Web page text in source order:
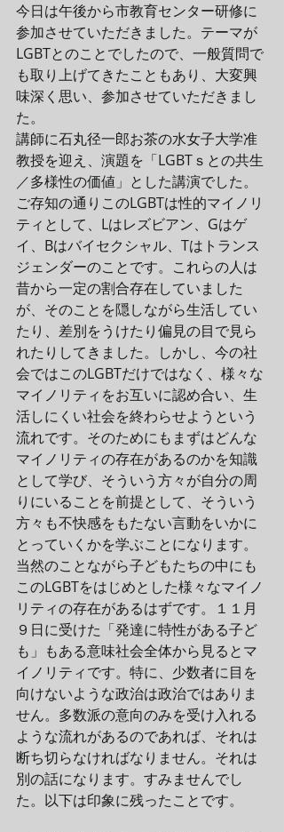
今日は午後から市教育センター研修に
参加させていただきました。テーマが
LGBTとのことでしたので、一般質問で
も取り上げてきたこともあり、大変興
味深く思い、参加させていただきまし
た。
講師に石丸径一郎お茶の水女子大学准
教授を迎え、演題を「LGBTｓとの共生
／多様性の価値」とした講演でした。
ご存知の通りこのLGBTは性的マイノリ
ティとして、Lはレズビアン、Gはゲ
イ、Bはバイセクシャル、Tはトランス
ジェンダーのことです。これらの人は
昔から一定の割合存在していました
が、そのことを隠しながら生活してい
たり、差別をうけたり偏見の目で見ら
れたりしてきました。しかし、今の社
会ではこのLGBTだけではなく、様々な
マイノリティをお互いに認め合い、生
活しにくい社会を終わらせようという
流れです。そのためにもまずはどんな
マイノリティの存在があるのかを知識
として学び、そういう方々が自分の周
りにいることを前提として、そういう
方々も不快感をもたない言動をいかに
とっていくかを学ぶことになります。
当然のことながら子どもたちの中にも
このLGBTをはじめとした様々なマイノ
リティの存在があるはずです。１１月
９日に受けた「発達に特性がある子ど
も」もある意味社会全体から見るとマ
イノリティです。特に、少数者に目を
向けないような政治は政治ではありま
せん。多数派の意向のみを受け入れる
ような流れがあるのであれば、それは
断ち切らなければなりません。それは
別の話になります。すみませんでし
た。以下は印象に残ったことです。